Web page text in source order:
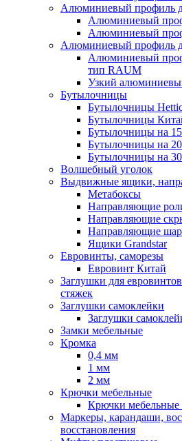
Алюминиевый профиль
Алюминиевый
Алюминиевый
Алюминиевый профиль
Алюминиевый
тип RAUM
Узкий
Бутылочницы
Бутылочницы
Бутылочницы
Бутылочницы на
Бутылочницы на
Бутылочницы на
Волшебный уголок
Выдвижные ящики,
Метабоксы
Направляющие
Направляющие
Направляющие
Ящики Grandstar
Евровинты, саморезы
Евровинт Китай
Заглушки для
стяжек
Заглушки самоклейки
Заглушки
Замки мебельные
Кромка
0,4 мм
1 мм
2 мм
Крючки мебельные
Крючки мебельные
Маркеры, карандаши,
восстановления